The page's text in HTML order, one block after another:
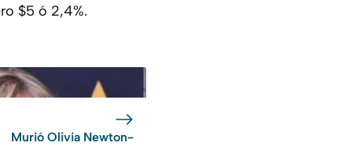
$5 ó 2,4%.
Murió Olivia Newton-